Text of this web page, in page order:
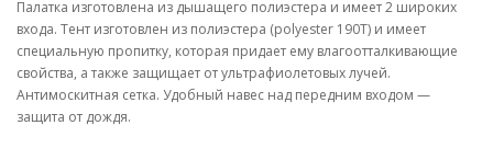
Палатка изготовлена из дышащего полиэстера и имеет 2 широких
входа. Тент изготовлен из полиэстера (polyester 190T) и имеет
специальную пропитку, которая придает ему влагоотталкивающие
свойства, а также защищает от ультрафиолетовых лучей.
Антимоскитная сетка. Удобный навес над передним входом —
защита от дождя.